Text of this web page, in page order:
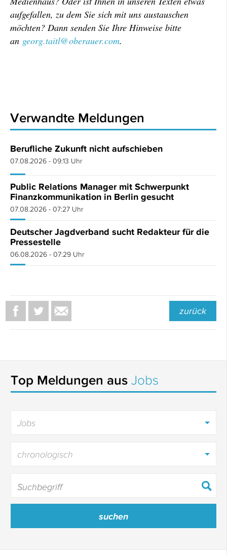
aufgefallen, zu dem Sie sich mit uns austauschen
möchten? Dann senden Sie Ihre Hinweise bitte
an georg.taitl@oberauer.com.
Verwandte Meldungen
Berufliche Zukunft nicht aufschieben
07.08.2026 - 09:13 Uhr
Public Relations Manager mit Schwerpunkt
Finanzkommunikation in Berlin gesucht
07.08.2026 - 07:27 Uhr
Deutscher Jagdverband sucht Redakteur für die
Pressestelle
06.08.2026 - 07:29 Uhr
zurück
Top Meldungen aus Jobs
Jobs
chronologisch